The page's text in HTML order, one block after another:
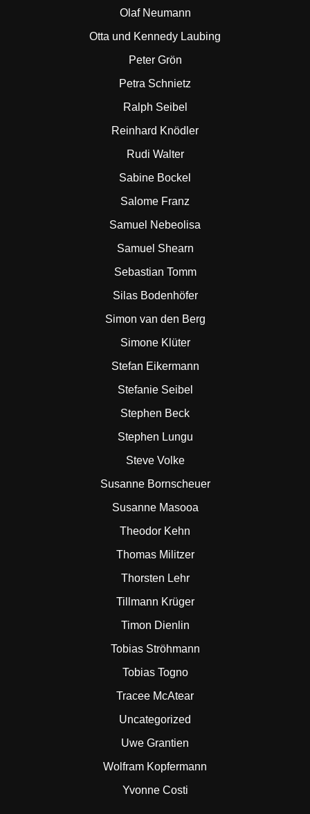
Olaf Neumann
Otta und Kennedy Laubing
Peter Grön
Petra Schnietz
Ralph Seibel
Reinhard Knödler
Rudi Walter
Sabine Bockel
Salome Franz
Samuel Nebeolisa
Samuel Shearn
Sebastian Tomm
Silas Bodenhöfer
Simon van den Berg
Simone Klüter
Stefan Eikermann
Stefanie Seibel
Stephen Beck
Stephen Lungu
Steve Volke
Susanne Bornscheuer
Susanne Masooa
Theodor Kehn
Thomas Militzer
Thorsten Lehr
Tillmann Krüger
Timon Dienlin
Tobias Ströhmann
Tobias Togno
Tracee McAtear
Uncategorized
Uwe Grantien
Wolfram Kopfermann
Yvonne Costi